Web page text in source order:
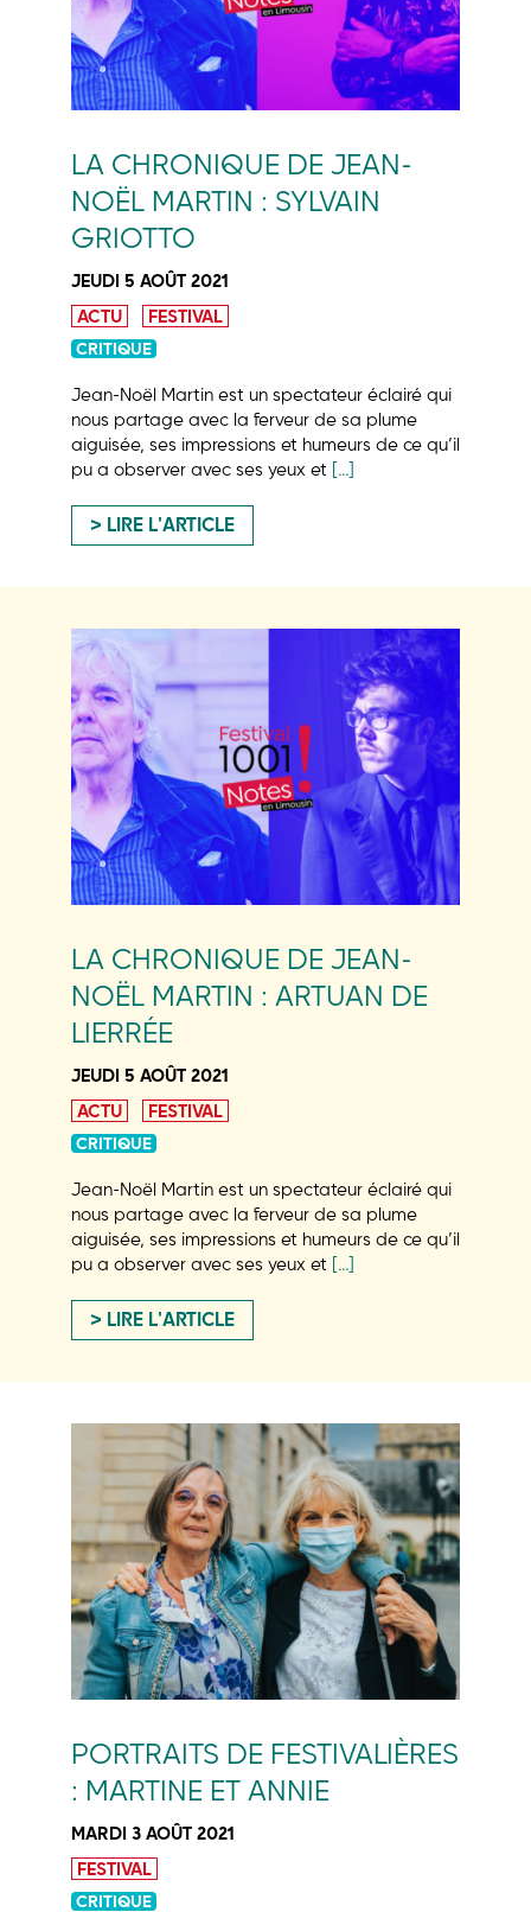
LA CHRONIQUE DE JEAN-
NOËL MARTIN : SYLVAIN
GRIOTTO
JEUDI 5 AOÛT 2021
ACTU
FESTIVAL
CRITIQUE
Jean-Noël Martin est un spectateur éclairé qui
nous partage avec la ferveur de sa plume
aiguisée, ses impressions et humeurs de ce qu’il
pu a observer avec ses yeux et […]
LIRE L'ARTICLE
LA CHRONIQUE DE JEAN-
NOËL MARTIN : ARTUAN DE
LIERRÉE
JEUDI 5 AOÛT 2021
ACTU
FESTIVAL
CRITIQUE
Jean-Noël Martin est un spectateur éclairé qui
nous partage avec la ferveur de sa plume
aiguisée, ses impressions et humeurs de ce qu’il
pu a observer avec ses yeux et […]
LIRE L'ARTICLE
PORTRAITS DE FESTIVALIÈRES
: MARTINE ET ANNIE
MARDI 3 AOÛT 2021
FESTIVAL
CRITIQUE